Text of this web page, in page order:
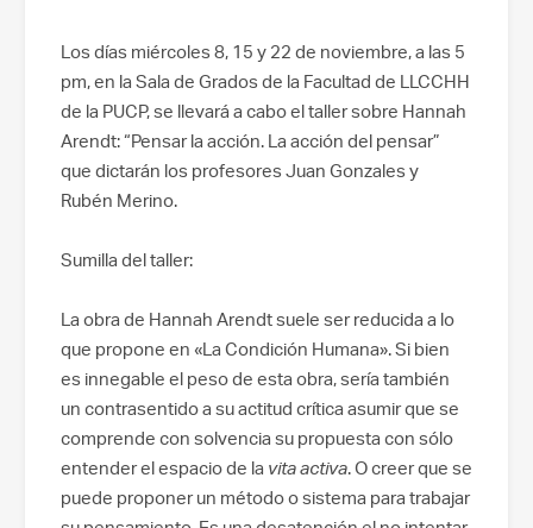
Los días miércoles 8, 15 y 22 de noviembre, a las 5
pm, en la Sala de Grados de la Facultad de LLCCHH
de la PUCP, se llevará a cabo el taller sobre Hannah
Arendt: “Pensar la acción. La acción del pensar”
que dictarán los profesores Juan Gonzales y
Rubén Merino.
Sumilla del taller:
La obra de Hannah Arendt suele ser reducida a lo
que propone en «La Condición Humana». Si bien
es innegable el peso de esta obra, sería también
un contrasentido a su actitud crítica asumir que se
comprende con solvencia su propuesta con sólo
entender el espacio de la vita activa. O creer que se
puede proponer un método o sistema para trabajar